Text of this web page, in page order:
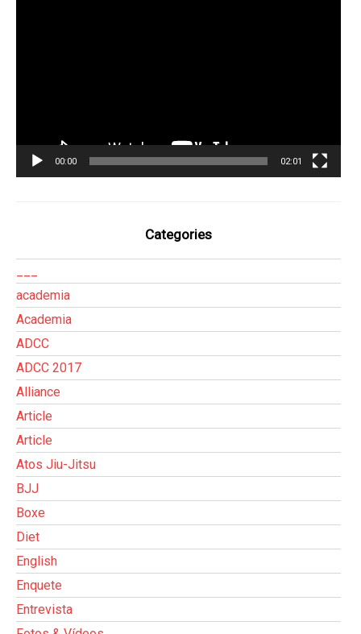
00:00 02:01
Categories
academia
Academia
ADCC
ADCC 2017
Alliance
Article
Article
Atos Jiu-Jitsu
BJJ
Boxe
Diet
English
Enquete
Entrevista